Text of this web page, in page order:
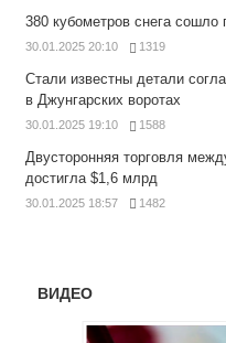
380 кубометров снега
30.01.2025 20:10 1319
Стали известны детали
в Джунгарских воротах
30.01.2025 19:10 1588
Двусторонняя торговля
достигла $1,6 млрд
30.01.2025 18:57 1482
ВИДЕО